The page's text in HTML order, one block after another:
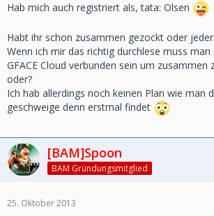
Hab mich auch registriert als, tata: Olsen
Habt ihr schon zusammen gezockt oder
Wenn ich mir das richtig durchlese muss
GFACE Cloud verbunden sein um zusammen
oder?
Ich hab allerdings noch keinen Plan wie man
geschweige denn erstmal findet
[BAM]Spoon
BAM Gründungsmitglied
25. Oktober 2013